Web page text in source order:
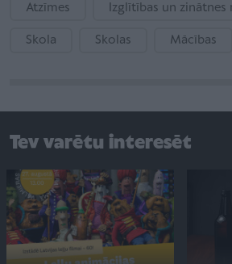
Atzīmes Izglītības un
Skola Skolas Mācības
Tev varētu interesēt